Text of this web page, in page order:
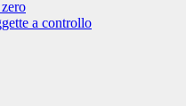
a controllo